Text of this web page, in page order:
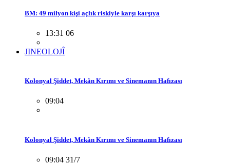
BM: 49 milyon kişi açlık riskiyle karşı karşıya
13:31 06
JINEOLOJÎ
Kolonyal Şiddet, Mekân Kırımı ve Sinemanın Hafızası
09:04
Kolonyal Şiddet, Mekân Kırımı ve Sinemanın Hafızası
09:04 31/7